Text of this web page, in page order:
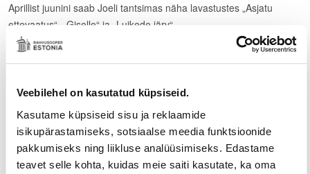
Veebilehel on kasutatud küpsiseid.
Kasutame küpsiseid sisu ja reklaamide
isikupärastamiseks, sotsiaalse meedia funktsioonide
pakkumiseks ning liikluse analüüsimiseks. Edastame
teavet selle kohta, kuidas meie saiti kasutate, ka oma
Aprillist juunini saab Joeli tantsimas näha lavastustes „Asjatu
ettevaatus“, „Giselle“ ja „Luikede järv“.
Harju maakonnal on 1995. aastast olnud traditsioon tunnustada
silmapaistvat loomingulist töötajat ning preemia esimene laureaat
oli Helgi Sallo. Tänavu anti teatripreemia välja juba 31. korda.
Traditsiooniliselt on pidulikul õhtul harjumaalaste päralt ka üks
rahvusooperi tipplavastusi. Tänavu nauditi Estonia uusimat
balletilavastust „Asjatu ettevaatus“.